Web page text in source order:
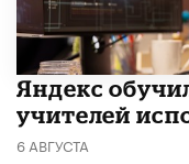
​Яндекс
учителей
6 АВГУСТА